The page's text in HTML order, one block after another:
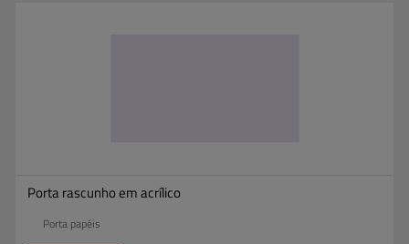
Porta rascunho em acrílico
Porta papéis